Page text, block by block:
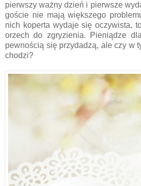
pierwszy ważny dzień i pierwsze
goście nie mają większego
nich koperta wydaje się oczywista,
orzech do zgryzienia. Pieniądze
pewnością się przydadzą, ale czy w
chodzi?